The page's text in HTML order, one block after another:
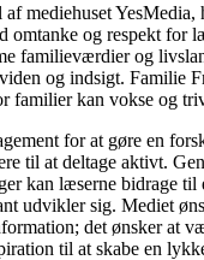
mediehuset YesMedia,
omtanke og respekt for
familieværdier og
og indsigt. Familie
familier kan vokse og
for at gøre en
til at deltage aktivt.
kan læserne bidrage til
udvikler sig. Mediet
det ønsker at
til at skabe en